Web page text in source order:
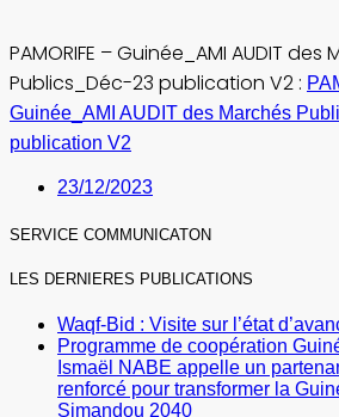
PAMORIFE – Guinée_AMI AUDIT des
Publics_Déc-23 publication V2 :
Guinée_AMI AUDIT des Marchés
publication V2
23/12/2023
SERVICE COMMUNICATON
LES DERNIERES PUBLICATIONS
Waqf-Bid : Visite sur l’état
Programme de coopération
Ismaël NABE appelle un
renforcé pour transformer la
Simandou 2040